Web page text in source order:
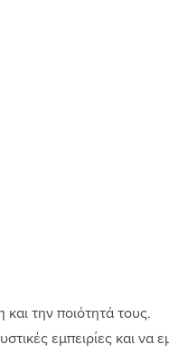
την ποιότητά τους.
εμπειρίες και να